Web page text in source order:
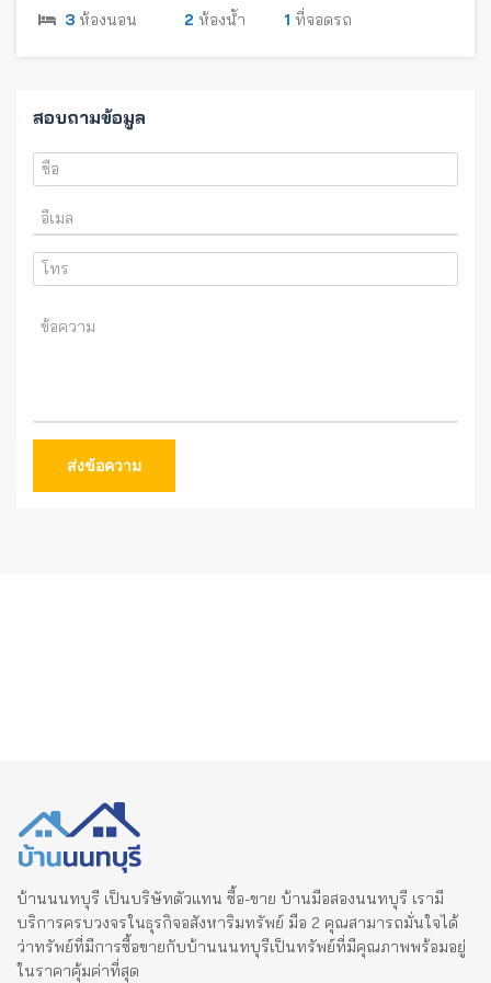
3 ห้องนอน 2 ห้องน้ำ 1 ที่จอดรถ
สอบถามข้อมูล
ส่งข้อความ
บ้านนนทบุรี เป็นบริษัทตัวแทน ซื้อ-ขาย บ้านมือสองนนทบุรี เรามี
บริการครบวงจรในธุรกิจอสังหาริมทรัพย์ มือ 2 คุณสามารถมั่นใจได้
ว่าทรัพย์ที่มีการซื้อขายกับบ้านนนทบุรีเป็นทรัพย์ที่มีคุณภาพพร้อมอยู่
ในราคาคุ้มค่าที่สุด